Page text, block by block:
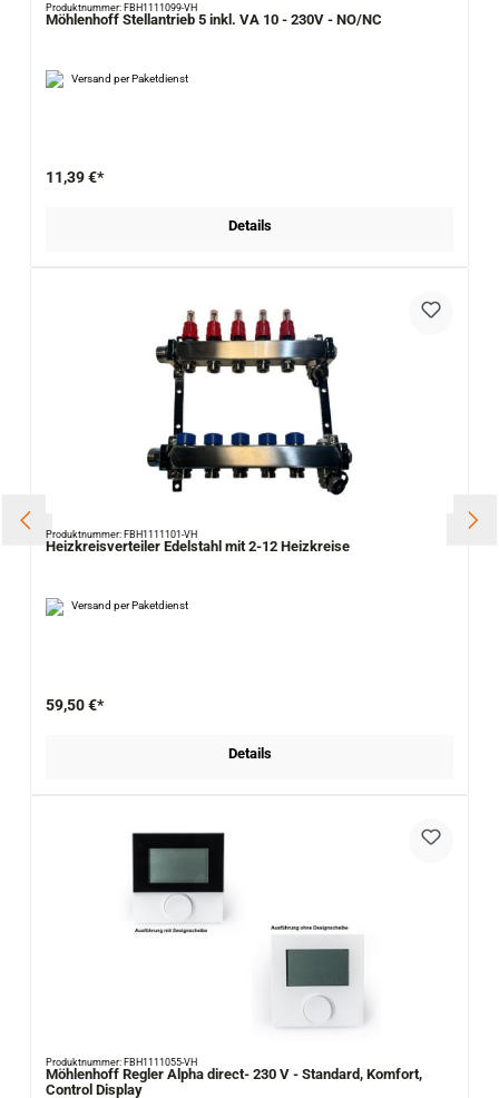
Produktnummer: FBH1111099-VH
Möhlenhoff Stellantrieb 5 inkl. VA 10 - 230V - NO/NC
Versand per Paketdienst
11,39 €*
Details
Produktnummer: FBH1111101-VH
Heizkreisverteiler Edelstahl mit 2-12 Heizkreise
Versand per Paketdienst
59,50 €*
Details
Produktnummer: FBH1111055-VH
Möhlenhoff Regler Alpha direct- 230 V - Standard, Komfort,
Control Display